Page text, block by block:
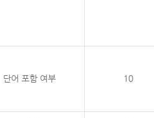
단어 포함 여부 10